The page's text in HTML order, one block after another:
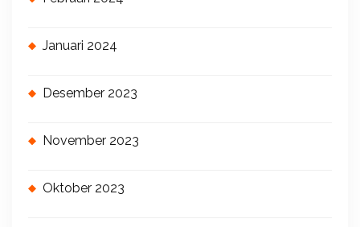
Januari 2024
Desember 2023
November 2023
Oktober 2023